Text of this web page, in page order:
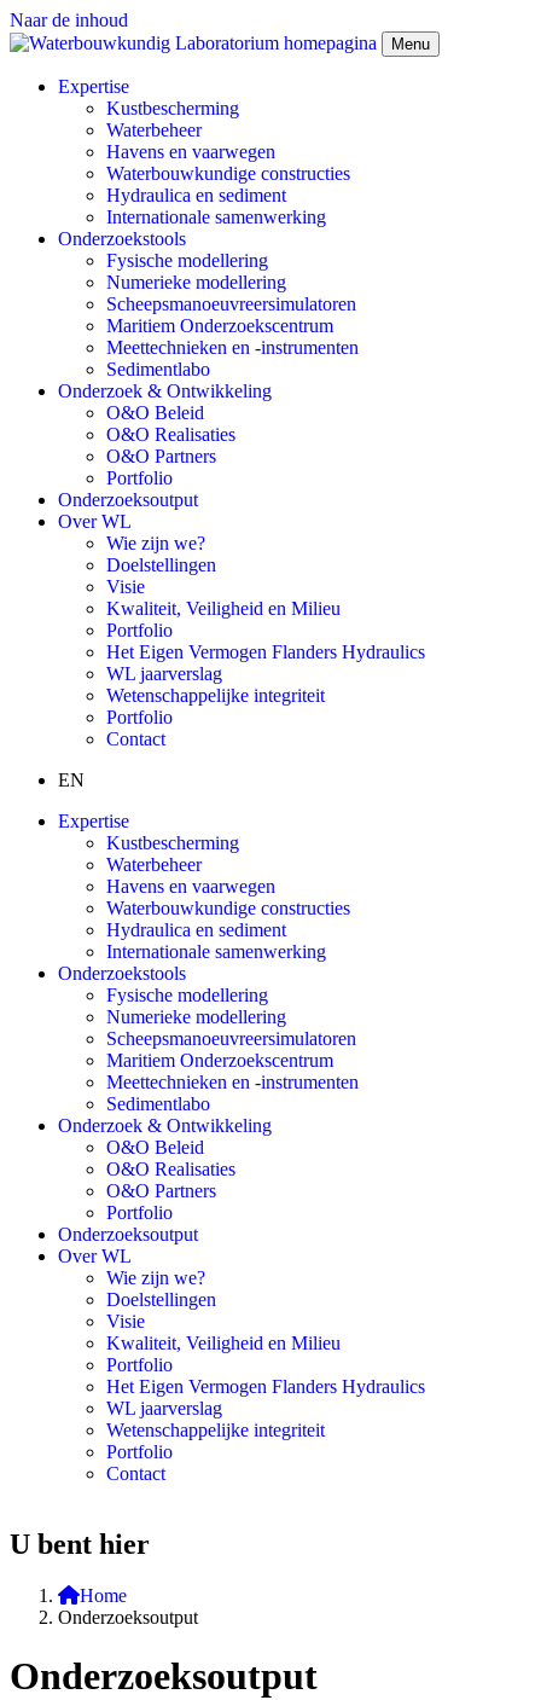
Naar de inhoud
Menu
Expertise
Kustbescherming
Waterbeheer
Havens en vaarwegen
Waterbouwkundige constructies
Hydraulica en sediment
Internationale samenwerking
Onderzoekstools
Fysische modellering
Numerieke modellering
Scheepsmanoeuvreersimulatoren
Maritiem Onderzoekscentrum
Meettechnieken en -instrumenten
Sedimentlabo
Onderzoek & Ontwikkeling
O&O Beleid
O&O Realisaties
O&O Partners
Portfolio
Onderzoeksoutput
Over WL
Wie zijn we?
Doelstellingen
Visie
Kwaliteit, Veiligheid en Milieu
Portfolio
Het Eigen Vermogen Flanders Hydraulics
WL jaarverslag
Wetenschappelijke integriteit
Portfolio
Contact
EN
Expertise
Kustbescherming
Waterbeheer
Havens en vaarwegen
Waterbouwkundige constructies
Hydraulica en sediment
Internationale samenwerking
Onderzoekstools
Fysische modellering
Numerieke modellering
Scheepsmanoeuvreersimulatoren
Maritiem Onderzoekscentrum
Meettechnieken en -instrumenten
Sedimentlabo
Onderzoek & Ontwikkeling
O&O Beleid
O&O Realisaties
O&O Partners
Portfolio
Onderzoeksoutput
Over WL
Wie zijn we?
Doelstellingen
Visie
Kwaliteit, Veiligheid en Milieu
Portfolio
Het Eigen Vermogen Flanders Hydraulics
WL jaarverslag
Wetenschappelijke integriteit
Portfolio
Contact
U bent hier
Home
Onderzoeksoutput
Onderzoeksoutput